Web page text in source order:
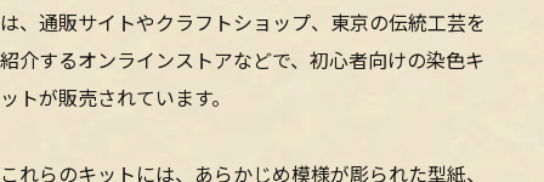
は、通販サイトやクラフトショップ、東京の伝統工芸を
紹介するオンラインストアなどで、初心者向けの染色キ
ットが販売されています。
これらのキットには、あらかじめ模様が彫られた型紙、